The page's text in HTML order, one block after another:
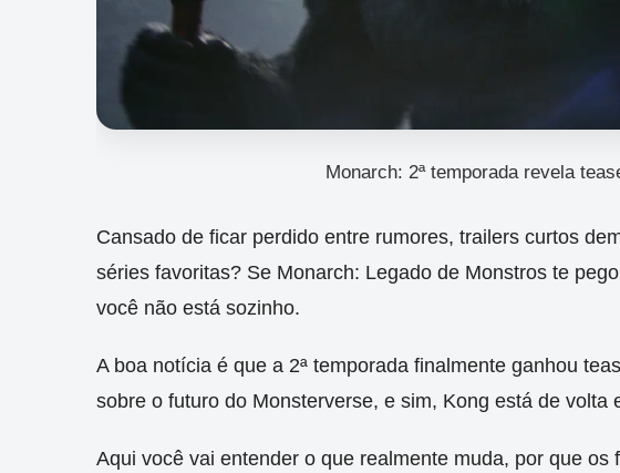
Monarch: 2ª temporada revela
Cansado de ficar perdido entre rumores, trailers curtos
séries favoritas? Se Monarch: Legado de Monstros te
você não está sozinho.
A boa notícia é que a 2ª temporada finalmente ganhou
sobre o futuro do Monsterverse, e sim, Kong está de volta
Aqui você vai entender o que realmente muda, por que